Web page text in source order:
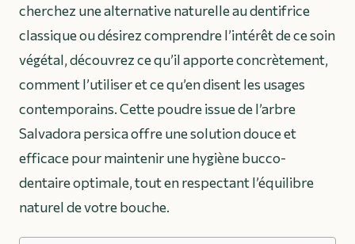
cherchez une alternative naturelle au dentifrice
classique ou désirez comprendre l’intérêt de ce soin
végétal, découvrez ce qu’il apporte concrètement,
comment l’utiliser et ce qu’en disent les usages
contemporains. Cette poudre issue de l’arbre
Salvadora persica offre une solution douce et
efficace pour maintenir une hygiène bucco-
dentaire optimale, tout en respectant l’équilibre
naturel de votre bouche.